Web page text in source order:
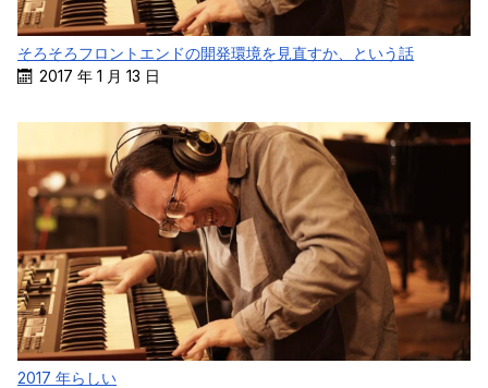
そろそろフロントエンドの開発環境を見直すか、という話
2017 年 1 月 13 日
2017 年らしい